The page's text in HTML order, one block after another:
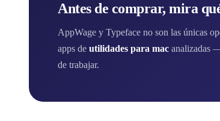
Antes de comprar, mira
AppWage y Typeface no son las únicas
apps de utilidades para mac analizadas
de trabajar.